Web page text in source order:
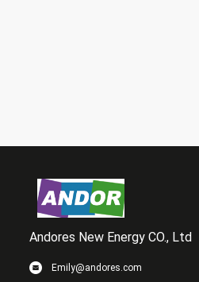
Andores New Energy CO., Ltd
Emily@andores.com